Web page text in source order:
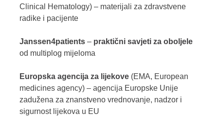
Clinical Hematology) – materijali za zdravstvene
radike i pacijente
Janssen4patients – praktični savjeti za oboljele
od multiplog mijeloma
Europska agencija za lijekove (EMA, European
medicines agency) – agencija Europske Unije
zadužena za znanstveno vrednovanje, nadzor i
sigurnost lijekova u EU